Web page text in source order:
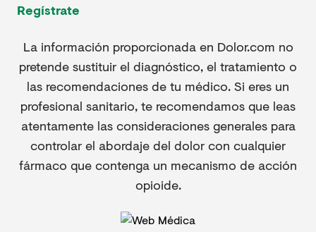
Regístrate
La información proporcionada en Dolor.com no
pretende sustituir el diagnóstico, el tratamiento o
las recomendaciones de tu médico. Si eres un
profesional sanitario, te recomendamos que leas
atentamente las consideraciones generales para
controlar el abordaje del dolor con cualquier
fármaco que contenga un mecanismo de acción
opioide.